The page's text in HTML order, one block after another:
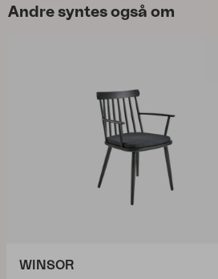
Andre syntes også om
WINSOR